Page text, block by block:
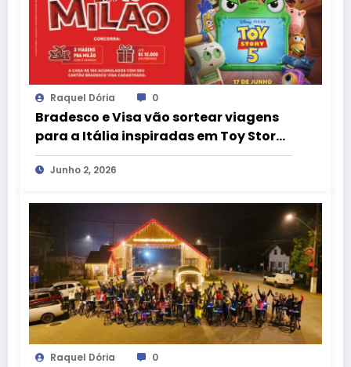
Raquel Dória 0
Bradesco e Visa vão sortear viagens
para a Itália inspiradas em Toy Story
5
Junho 2, 2026
Raquel Dória 0